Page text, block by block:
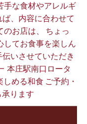
手な食材やアレルギ
、内容に合わせて
のお店は、 ちょっ
してお食事を楽しん
いさせていただき
駅南口ロータ
める和食 ご予約・
ります